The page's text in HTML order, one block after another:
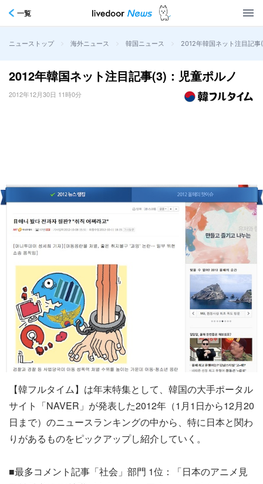
一覧
ニューストップ > 海外ニュース > 韓国ニュース > 2012年韓国ネット注目記
2012年韓国ネット注目記事(3)：児童ポルノ
2012年12月30日 11時0分
【韓フルタイム】は年末特集として、韓国の大手ポータル
サイト「NAVER」が発表した2012年（1月1日から12月20
日まで）のニュースランキングの中から、特に日本と関わ
りがあるものをピックアップし紹介していく。
■最多コメント記事「社会」部門 1位：「日本のアニメ見